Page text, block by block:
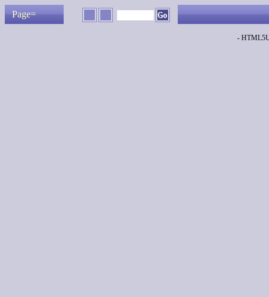
Page=
-